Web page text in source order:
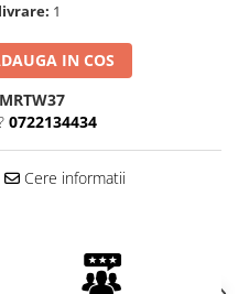
1
IN COS
0722134434
Cere informatii